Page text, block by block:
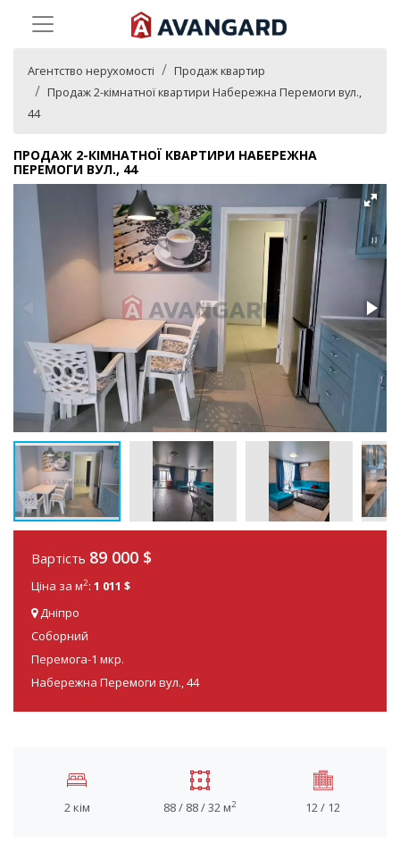
Агентство нерухомості
Продаж квартир
Продаж 2-кімнатної квартири Набережна Перемоги вул.,
44
ПРОДАЖ 2-КІМНАТНОЇ КВАРТИРИ НАБЕРЕЖНА
ПЕРЕМОГИ ВУЛ., 44
Вартість 89 000 $
Ціна за м2: 1 011 $
Дніпро
Соборний
Перемога-1 мкр.
Набережна Перемоги вул., 44
2 кім 88 / 88 / 32 м2 12 / 12